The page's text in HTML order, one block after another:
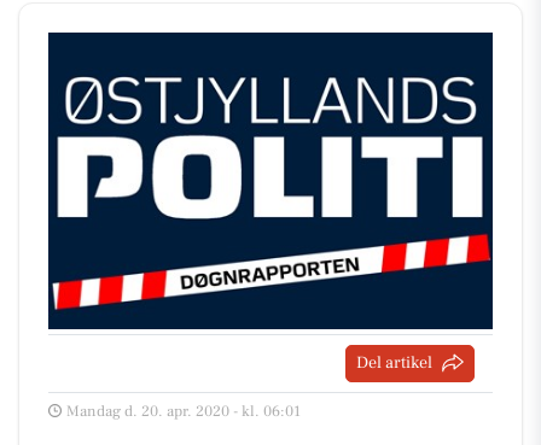
Del artikel
Mandag d. 20. apr. 2020 - kl. 06:01